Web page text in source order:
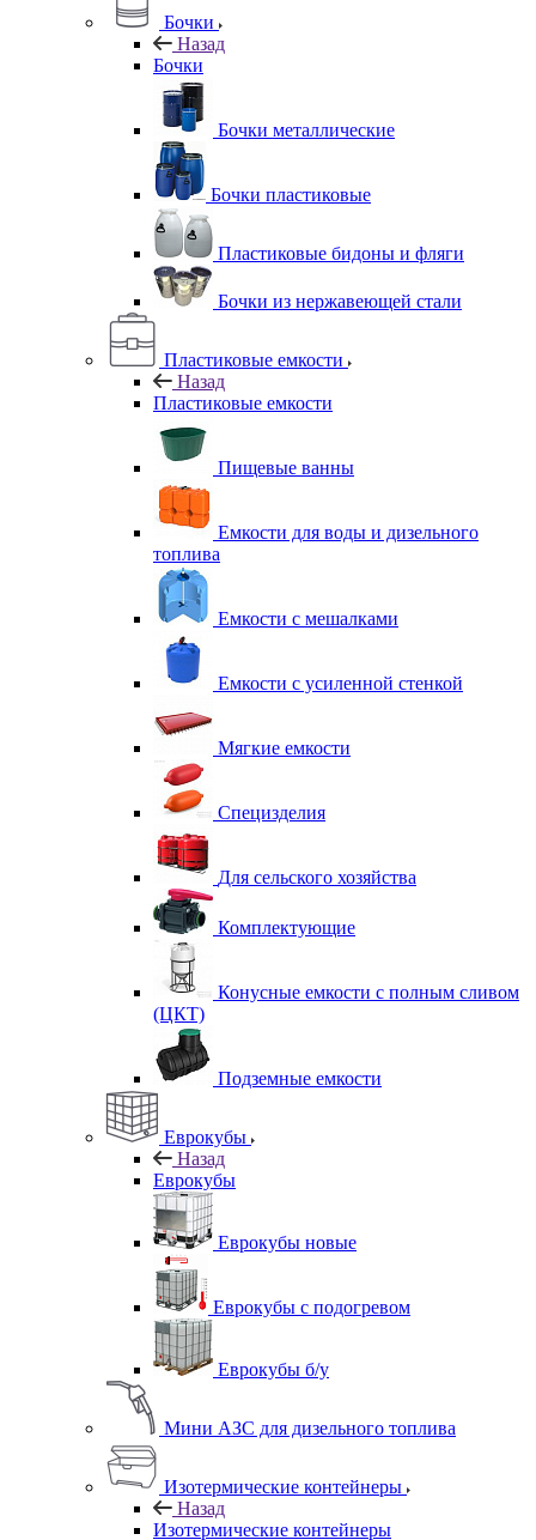
Бочки
Назад
Бочки
Бочки металлические
Бочки пластиковые
Пластиковые бидоны и фляги
Бочки из нержавеющей стали
Пластиковые емкости
Назад
Пластиковые емкости
Пищевые ванны
Емкости для воды и дизельного
топлива
Емкости с мешалками
Емкости с усиленной стенкой
Мягкие емкости
Специзделия
Для сельского хозяйства
Комплектующие
Конусные емкости с полным сливом
(ЦКТ)
Подземные емкости
Еврокубы
Назад
Еврокубы
Еврокубы новые
Еврокубы с подогревом
Еврокубы б/у
Мини АЗС для дизельного топлива
Изотермические контейнеры
Назад
Изотермические контейнеры